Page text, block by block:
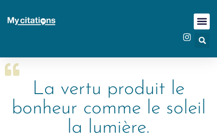
La vertu produit le
bonheur comme le soleil
la lumière.